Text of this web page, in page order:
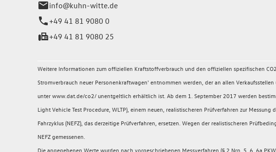
info@kuhn-witte.de
+49 41 81 9080 0
+49 41 81 9080 25
Weitere Informationen zum offiziellen Kraftstoffverbrauch und den offiziellen spezifischen
Stromverbrauch neuer Personenkraftwagen' entnommen werden, der an allen
unter www.dat.de/co2/ unentgeltlich erhältlich ist. Ab dem 1. September 2017 werden
Light Vehicle Test Procedure, WLTP), einem neuen, realistischeren Prüfverfahren zur
Fahrzyklus (NEFZ), das derzeitige Prüfverfahren, ersetzen. Wegen der realistischeren
NEFZ gemessenen.
Die angegebenen Werte wurden nach vorgeschriebenen Messverfahren (§ 2 Nrn. 5, 6, 6a